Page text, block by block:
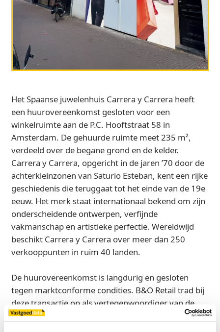
Het Spaanse juwelenhuis Carrera y Carrera heeft
een huurovereenkomst gesloten voor een
winkelruimte aan de P.C. Hooftstraat 58 in
Amsterdam. De gehuurde ruimte meet 235 m²,
verdeeld over de begane grond en de kelder.
Carrera y Carrera, opgericht in de jaren ’70 door de
achterkleinzonen van Saturio Esteban, kent een rijke
geschiedenis die teruggaat tot het einde van de 19e
eeuw. Het merk staat internationaal bekend om zijn
onderscheidende ontwerpen, verfijnde
vakmanschap en artistieke perfectie. Wereldwijd
beschikt Carrera y Carrera over meer dan 250
verkooppunten in ruim 40 landen.
De huurovereenkomst is langdurig en gesloten
tegen marktconforme condities. B&O Retail trad bij
deze transactie op als vertegenwoordiger van de
verhuurder.